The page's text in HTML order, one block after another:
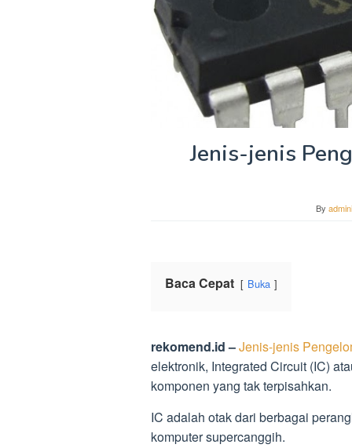
Jenis-jenis
By
Baca Cepat Buka
rekomend.id –Jenis-jenis
elektronik, Integrated Circuit (IC)
komponen yang tak terpisahkan.
IC adalah otak dari berbagai
komputer supercanggih.